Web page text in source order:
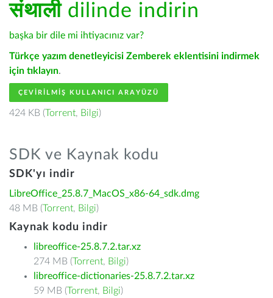
संथालीdilinde indirin
başka bir dile mi ihtiyacınız var?
Türkçe yazım denetleyicisi Zemberek eklentisini indirmek
için tıklayın.
ÇEVIRILMIŞ KULLANICI ARAYÜZÜ
424 KB (Torrent, Bilgi)
SDK ve Kaynak kodu
SDK'yı indir
LibreOffice_25.8.7_MacOS_x86-64_sdk.dmg
48 MB (Torrent, Bilgi)
Kaynak kodu indir
libreoffice-25.8.7.2.tar.xz
274 MB (Torrent, Bilgi)
libreoffice-dictionaries-25.8.7.2.tar.xz
59 MB (Torrent, Bilgi)